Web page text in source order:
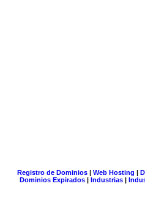
Registro de Dominios| Web Hosting |
Dominios Expirados | Industrias |